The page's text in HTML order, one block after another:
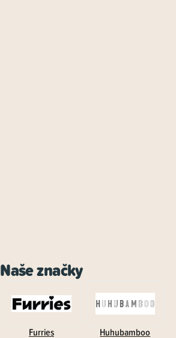
Naše značky
Furries Huhubamboo